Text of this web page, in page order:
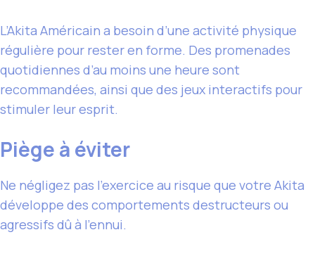
L’Akita Américain a besoin d’une activité physique
régulière pour rester en forme. Des promenades
quotidiennes d’au moins une heure sont
recommandées, ainsi que des jeux interactifs pour
stimuler leur esprit.
Piège à éviter
Ne négligez pas l’exercice au risque que votre Akita
développe des comportements destructeurs ou
agressifs dû à l’ennui.